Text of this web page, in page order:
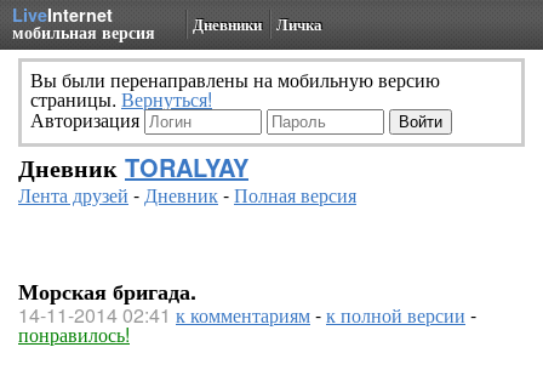
LiveInternet
мобильная версия Дневники Личка
Вы были перенаправлены на мобильную версию
страницы. Вернуться!
Авторизация
Дневник TORALYAY
Лента друзей -Дневник-Полная версия
Морская бригада.
14-11-2014 02:41 к комментариям-к полной версии -
понравилось!